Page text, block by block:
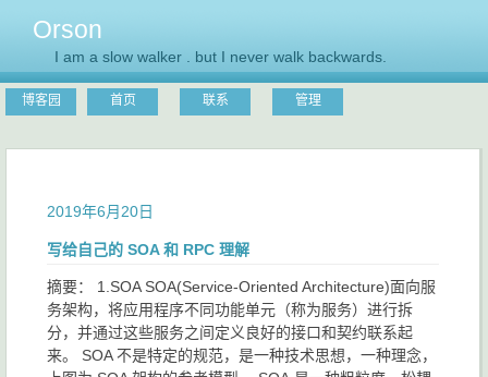
Orson
I am a slow walker . but I never walk backwards.
博客园 首页 联系 管理
2019年6月20日
写给自己的 SOA 和 RPC 理解
摘要： 1.SOA SOA(Service-Oriented Architecture)面向服
务架构，将应用程序不同功能单元（称为服务）进行拆
分，并通过这些服务之间定义良好的接口和契约联系起
来。 SOA 不是特定的规范，是一种技术思想，一种理念，